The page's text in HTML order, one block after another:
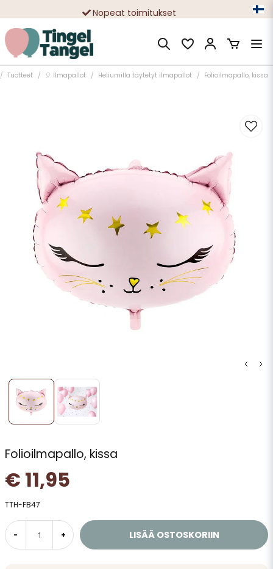
Nopeat toimitukset
Ilmainen toimitus yli 49 € tilauksille
Tuotteet 🎈 Ilmapallot Heliumilla täytetyt ilmapallot Folioilmapallo, kissa
Folioilmapallo, kissa
€ 11,95
TTH-FB47
- + LISÄÄ OSTOSKORIIN